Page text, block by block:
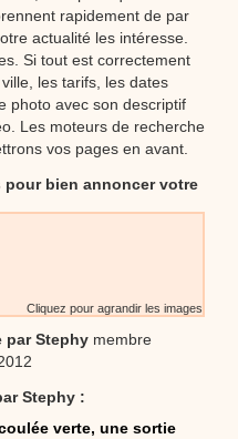
rapidement de par
actualité les intéresse.
Si tout est correctement
les tarifs, les dates
photo avec son descriptif
Les moteurs de recherche
vos pages en avant.
pour bien annoncer votre
Cliquez pour agrandir les images
parStephy membre
Stephy :
verte, une sortie